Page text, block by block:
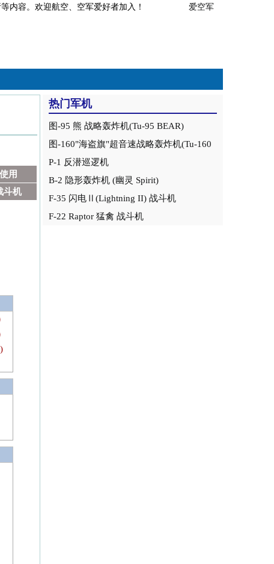
分析等内容。欢迎航空、空军爱好者加入！ 爱空军
用
斗机
热门军机
图-95 熊 战略轰炸机(Tu-95 BEAR)
图-160"海盗旗"超音速战略轰炸机(Tu-160
Blackjack)
P-1 反潜巡逻机
B-2 隐形轰炸机 (幽灵 Spirit)
F-35 闪电Ⅱ(Lightning II) 战斗机
F-22 Raptor 猛禽 战斗机